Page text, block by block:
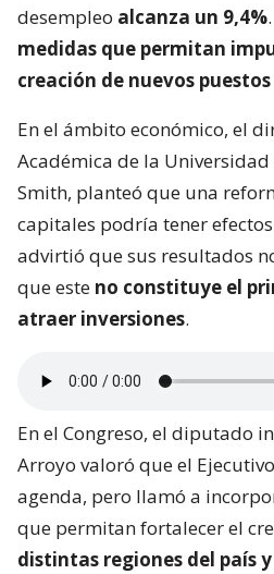
desempleo alcanza un 9,4%
medidas que permitan
creación de nuevos
En el ámbito económico, el
Académica de la
Smith, planteó que una
capitales podría tener
advirtió que sus resultados
que este no constituye el
atraer inversiones.
En el Congreso, el diputado
Arroyo valoró que el
agenda, pero llamó a
que permitan fortalecer el
distintas regiones del país